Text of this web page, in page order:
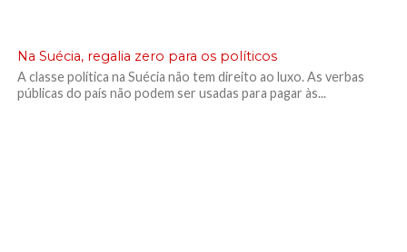
Na Suécia, regalia zero para os políticos
A classe política na Suécia não tem direito ao luxo. As verbas
públicas do país não podem ser usadas para pagar às...